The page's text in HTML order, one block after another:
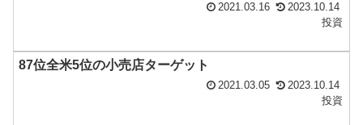
2021.03.16
2023.10.14
投資
87位全米5位の小売店ターゲット
2021.03.05
2023.10.14
投資